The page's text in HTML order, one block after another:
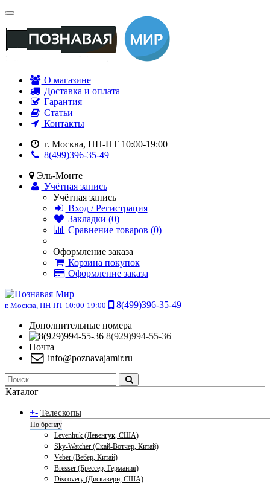
О магазине
Доставка и оплата
Гарантия
Статьи
Контакты
г. Москва, ПН-ПТ 10:00-19:00
8(499)396-35-49
Эль-Монте
Учётная запись
Учётная запись
Вход / Регистрация
Закладки (0)
Сравнение товаров (0)
Оформление заказа
Корзина покупок
Оформление заказа
г. Москва, ПН-ПТ 10:00-19:00
8(499)396-35-49
Дополнительные номера
8(929)994-55-36
Почта
info@poznavajamir.ru
Каталог
+- Телескопы
По бренду
Levenhuk (Левенгук, США)
Sky-Watcher (Скай-Вотчер, Китай)
Veber (Вебер, Китай)
Bresser (Брессер, Германия)
Discovery (Дискавери, США)